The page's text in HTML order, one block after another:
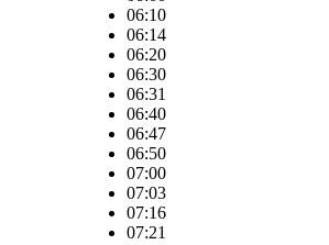
06:10
06:14
06:20
06:30
06:31
06:40
06:47
06:50
07:00
07:03
07:16
07:21